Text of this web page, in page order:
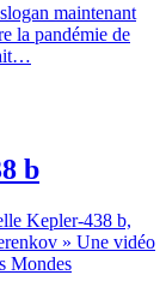
maintenant
la pandémie de
b
Kepler-438 b,
» Une vidéo
Mondes